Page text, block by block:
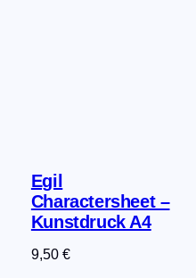
Egil
Charactersheet –
Kunstdruck A4
9,50 €